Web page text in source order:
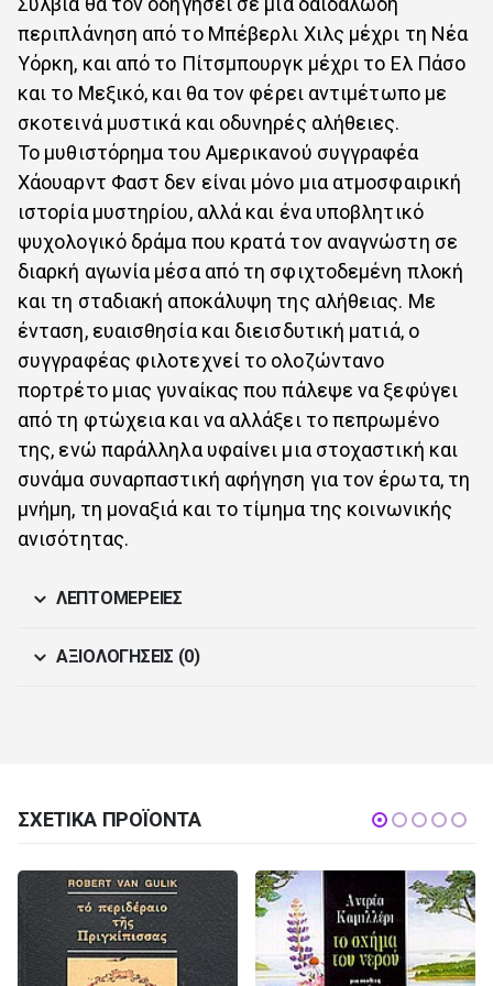
περιπλάνηση από το Μπέβερλι Χιλς μέχρι τη Νέα
Υόρκη, και από το Πίτσμπουργκ μέχρι το Ελ Πάσο
και το Μεξικό, και θα τον φέρει αντιμέτωπο με
σκοτεινά μυστικά και οδυνηρές αλήθειες.
Το μυθιστόρημα του Αμερικανού συγγραφέα
Χάουαρντ Φαστ δεν είναι μόνο μια ατμοσφαιρική
ιστορία μυστηρίου, αλλά και ένα υποβλητικό
ψυχολογικό δράμα που κρατά τον αναγνώστη σε
διαρκή αγωνία μέσα από τη σφιχτοδεμένη πλοκή
και τη σταδιακή αποκάλυψη της αλήθειας. Με
ένταση, ευαισθησία και διεισδυτική ματιά, ο
συγγραφέας φιλοτεχνεί το ολοζώντανο
πορτρέτο μιας γυναίκας που πάλεψε να ξεφύγει
από τη φτώχεια και να αλλάξει το πεπρωμένο
της, ενώ παράλληλα υφαίνει μια στοχαστική και
συνάμα συναρπαστική αφήγηση για τον έρωτα, τη
μνήμη, τη μοναξιά και το τίμημα της κοινωνικής
ανισότητας.
ΛΕΠΤΟΜΈΡΕΙΕΣ
ΑΞΙΟΛΟΓΉΣΕΙΣ (0)
ΣΧΕΤΙΚΆ ΠΡΟΪΌΝΤΑ